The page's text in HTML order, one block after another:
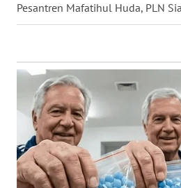
Pesantren Mafatihul Huda, PLN
WN
WN
GORONTALO
WN
SULUT
WN